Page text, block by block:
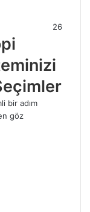
26
bir adım
göz